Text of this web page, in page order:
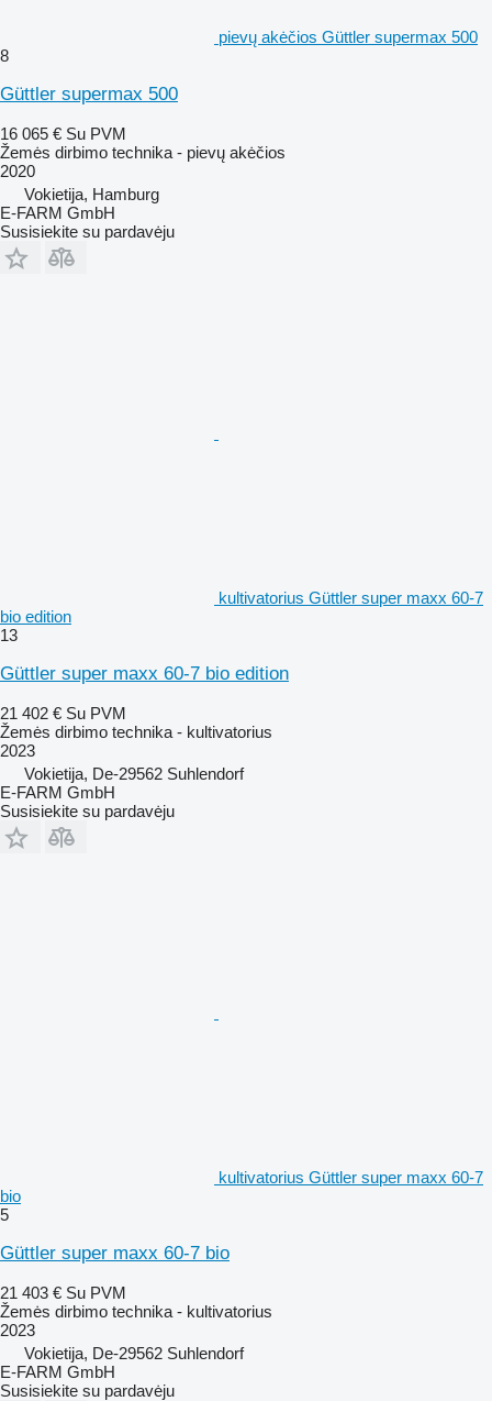
pievų akėčios Güttler supermax 500
8
Güttler supermax 500
16 065 € Su PVM
Žemės dirbimo technika - pievų akėčios
2020
Vokietija, Hamburg
E-FARM GmbH
Susisiekite su pardavėju
kultivatorius Güttler super maxx 60-7
bio edition
13
Güttler super maxx 60-7 bio edition
21 402 € Su PVM
Žemės dirbimo technika - kultivatorius
2023
Vokietija, De-29562 Suhlendorf
E-FARM GmbH
Susisiekite su pardavėju
kultivatorius Güttler super maxx 60-7
bio
5
Güttler super maxx 60-7 bio
21 403 € Su PVM
Žemės dirbimo technika - kultivatorius
2023
Vokietija, De-29562 Suhlendorf
E-FARM GmbH
Susisiekite su pardavėju